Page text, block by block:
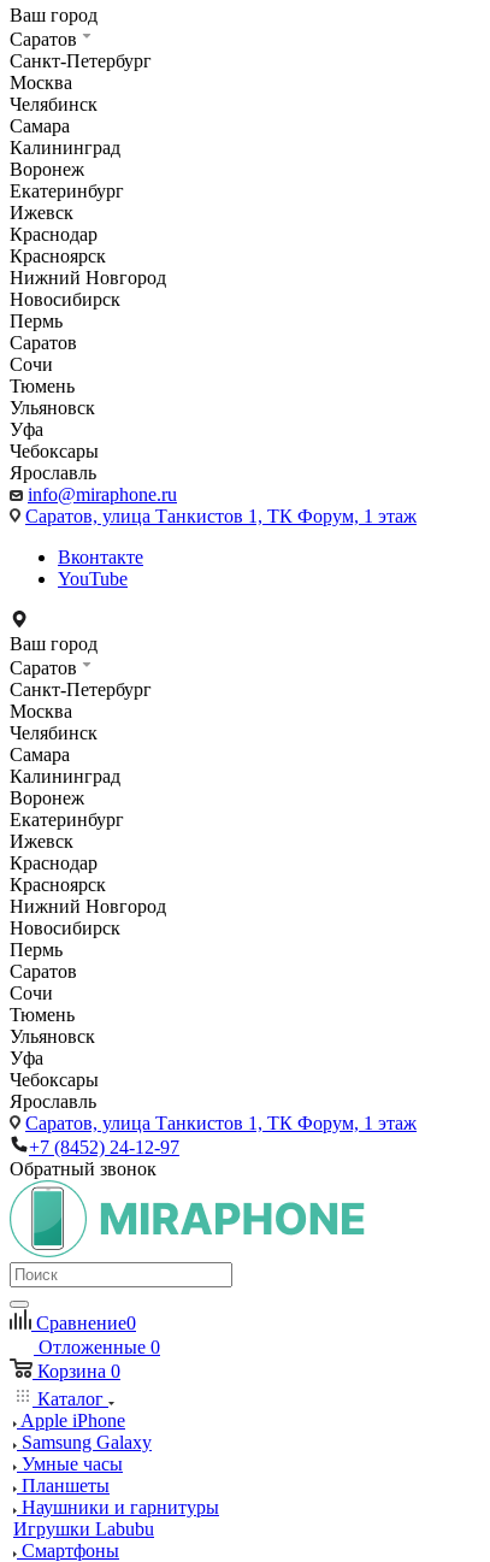
Ваш город
Саратов
Санкт-Петербург
Москва
Челябинск
Самара
Калининград
Воронеж
Екатеринбург
Ижевск
Краснодар
Красноярск
Нижний Новгород
Новосибирск
Пермь
Саратов
Сочи
Тюмень
Ульяновск
Уфа
Чебоксары
Ярославль
info@miraphone.ru
Саратов, улица Танкистов 1, ТК Форум, 1 этаж
Вконтакте
YouTube
Ваш город
Саратов
Санкт-Петербург
Москва
Челябинск
Самара
Калининград
Воронеж
Екатеринбург
Ижевск
Краснодар
Красноярск
Нижний Новгород
Новосибирск
Пермь
Саратов
Сочи
Тюмень
Ульяновск
Уфа
Чебоксары
Ярославль
Саратов, улица Танкистов 1, ТК Форум, 1 этаж
+7 (8452) 24-12-97
Обратный звонок
Сравнение0
Отложенные 0
Корзина 0
Каталог
Apple iPhone
Samsung Galaxy
Умные часы
Планшеты
Наушники и гарнитуры
Игрушки Labubu
Смартфоны